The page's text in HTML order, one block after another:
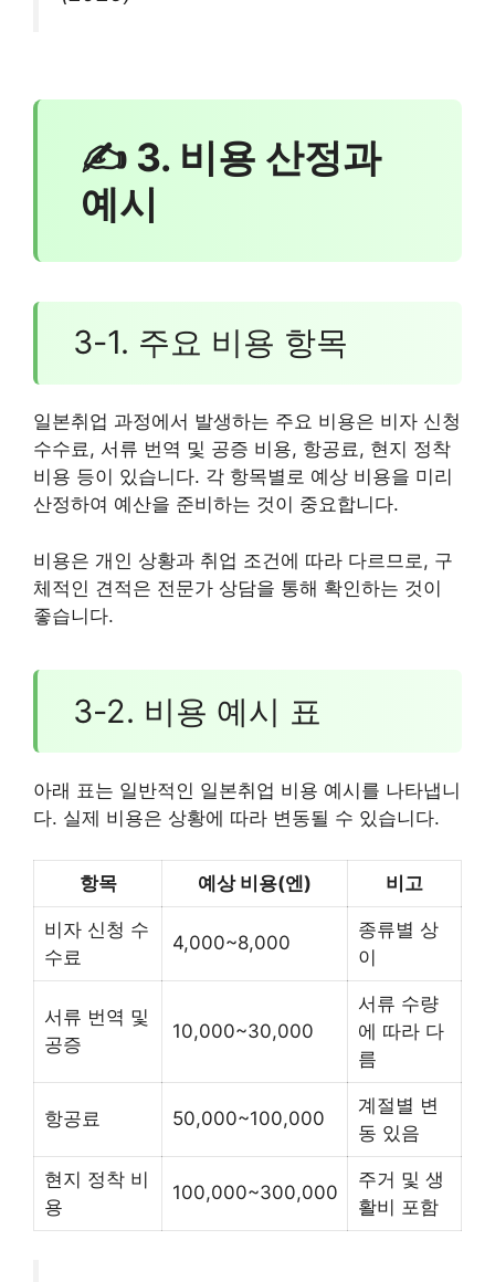
✍ 3. 비용 산정과
예시
3-1. 주요 비용 항목
일본취업 과정에서 발생하는 주요 비용은 비자 신청
수수료, 서류 번역 및 공증 비용, 항공료, 현지 정착
비용 등이 있습니다. 각 항목별로 예상 비용을 미리
산정하여 예산을 준비하는 것이 중요합니다.
비용은 개인 상황과 취업 조건에 따라 다르므로, 구
체적인 견적은 전문가 상담을 통해 확인하는 것이
좋습니다.
3-2. 비용 예시 표
아래 표는 일반적인 일본취업 비용 예시를 나타냅니
다. 실제 비용은 상황에 따라 변동될 수 있습니다.
항목 예상 비용(엔) 비고
비자 신청 수
수료
4,000~8,000
종류별 상
이
서류 번역 및
공증
10,000~30,000
서류 수량
에 따라 다
름
항공료 50,000~100,000
계절별 변
동 있음
현지 정착 비
용
100,000~300,000
주거 및 생
활비 포함